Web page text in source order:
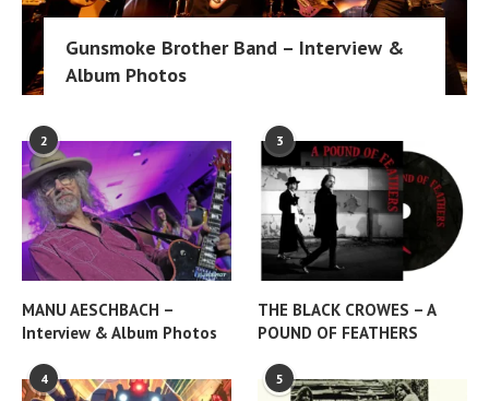
Gunsmoke Brother Band – Interview &
Album Photos
2
MANU AESCHBACH –
Interview & Album Photos
3
THE BLACK CROWES – A
POUND OF FEATHERS
4 5